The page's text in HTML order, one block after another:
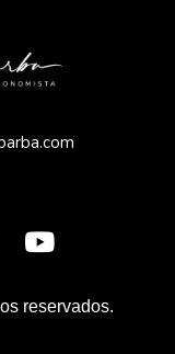
reservados.